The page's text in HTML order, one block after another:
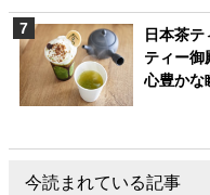
日本茶
ティー御
心豊かな
今読まれている記事